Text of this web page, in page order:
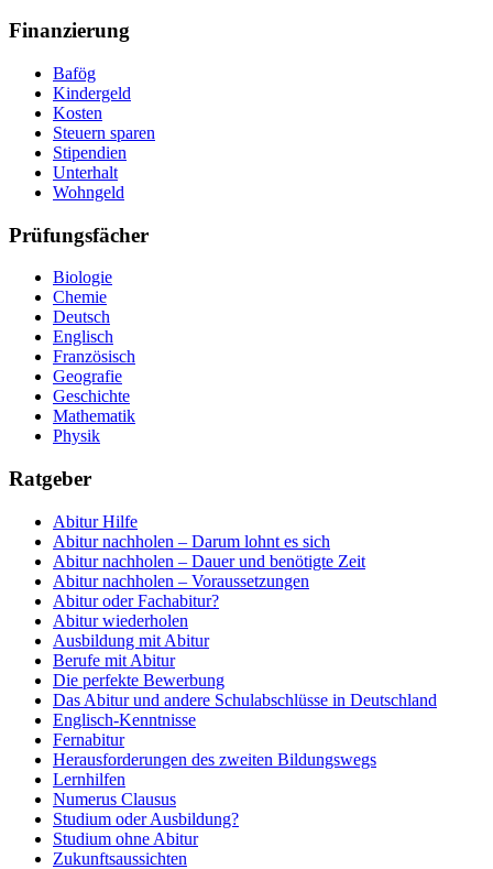
Finanzierung
Bafög
Kindergeld
Kosten
Steuern sparen
Stipendien
Unterhalt
Wohngeld
Prüfungsfächer
Biologie
Chemie
Deutsch
Englisch
Französisch
Geografie
Geschichte
Mathematik
Physik
Ratgeber
Abitur Hilfe
Abitur nachholen – Darum lohnt es sich
Abitur nachholen – Dauer und benötigte Zeit
Abitur nachholen – Voraussetzungen
Abitur oder Fachabitur?
Abitur wiederholen
Ausbildung mit Abitur
Berufe mit Abitur
Die perfekte Bewerbung
Das Abitur und andere Schulabschlüsse in Deutschland
Englisch-Kenntnisse
Fernabitur
Herausforderungen des zweiten Bildungswegs
Lernhilfen
Numerus Clausus
Studium oder Ausbildung?
Studium ohne Abitur
Zukunftsaussichten